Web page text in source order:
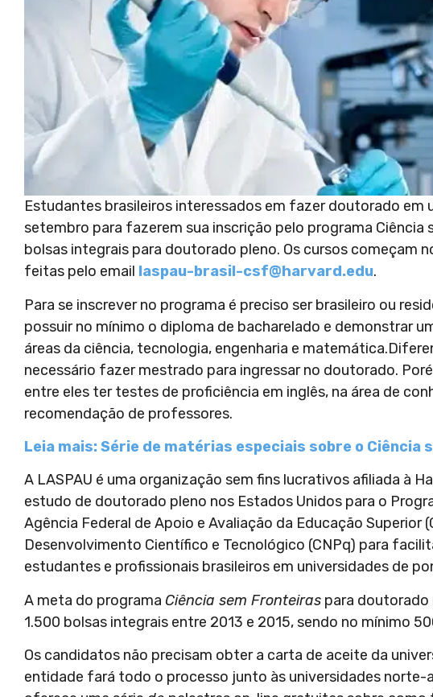
Estudantes brasileiros interessados em fazer doutorado em
setembro para fazerem sua inscrição pelo programa Ciência
bolsas integrais para doutorado pleno. Os cursos começam
feitas pelo email laspau-brasil-csf@harvard.edu.
Para se inscrever no programa é preciso ser brasileiro ou
possuir no mínimo o diploma de bacharelado e demonstrar
áreas da ciência, tecnologia, engenharia e
necessário fazer mestrado para ingressar no doutorado.
entre eles ter testes de proficiência em inglês, na área de
recomendação de professores.
Leia mais: Série de matérias especiais sobre o Ciência
A LASPAU é uma organização sem fins lucrativos afiliada à
estudo de doutorado pleno nos Estados Unidos para o
Agência Federal de Apoio e Avaliação da Educação Superior
Desenvolvimento Científico e Tecnológico (CNPq) para
estudantes e profissionais brasileiros em universidades de
A meta do programa Ciência sem Fronteiras para doutorado
1.500 bolsas integrais entre 2013 e 2015, sendo no mínimo
Os candidatos não precisam obter a carta de aceite da
entidade fará todo o processo junto às universidades norte-